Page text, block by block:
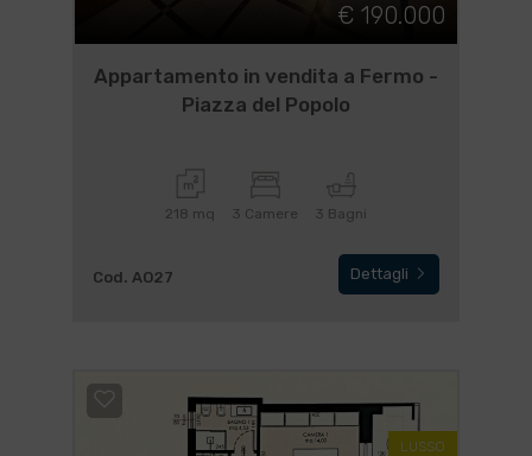
€ 190.000
Appartamento in vendita a Fermo -
Piazza del Popolo
218 mq 3 Camere 3 Bagni
Cod. AO27 Dettagli
LUSSO